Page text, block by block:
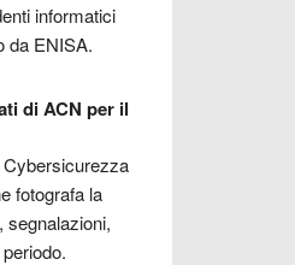
informatici
da ENISA.
di ACN per il
Cybersicurezza
fotografa la
segnalazioni,